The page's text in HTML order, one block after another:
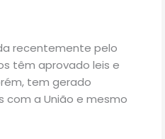
recentemente pelo
têm aprovado leis e
tem gerado
com a União e mesmo